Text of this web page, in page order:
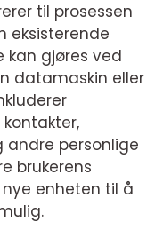
til prosessen
eksisterende
kan gjøres ved
datamaskin eller
andre personlige
brukerens
enheten til å